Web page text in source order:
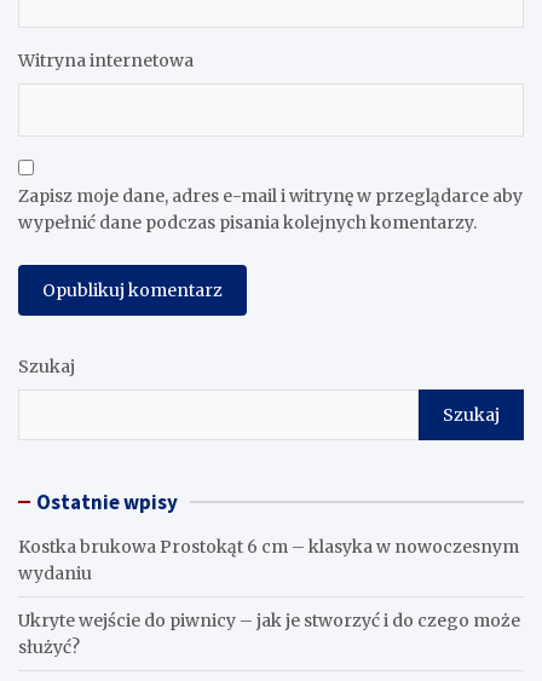
Witryna internetowa
Zapisz moje dane, adres e-mail i witrynę w przeglądarce aby
wypełnić dane podczas pisania kolejnych komentarzy.
Szukaj
Szukaj
Ostatnie wpisy
Kostka brukowa Prostokąt 6 cm – klasyka w nowoczesnym
wydaniu
Ukryte wejście do piwnicy – jak je stworzyć i do czego może
służyć?